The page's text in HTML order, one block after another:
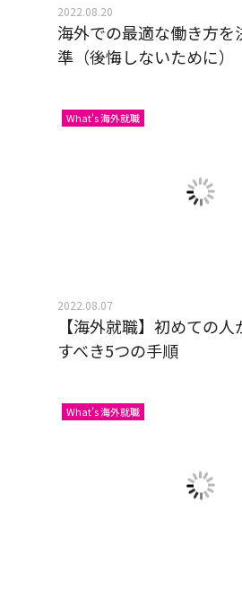
2022.08.20
海外での最適な働き方を
準（後悔しないために）
What's 海外就職
2022.08.07
【海外就職】初めての
すべき5つの手順
What's 海外就職